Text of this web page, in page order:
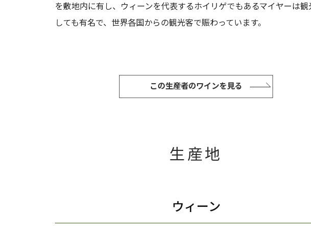
を敷地内に有し、ウィーンを代表するホイリゲでもあるマイヤーは
しても有名で、世界各国からの観光客で賑わっています。
この生産者のワインを見る
生産地
ウィーン